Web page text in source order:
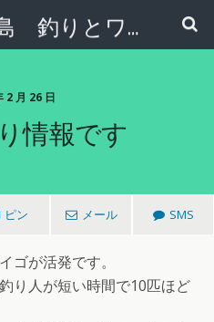
篠島Blog【篠島 釣りとワンコとエコな日々】
2 月 26 日
情報です
ピン メール SMS
ゴが活発です。
り人が短い時間で10匹ほど